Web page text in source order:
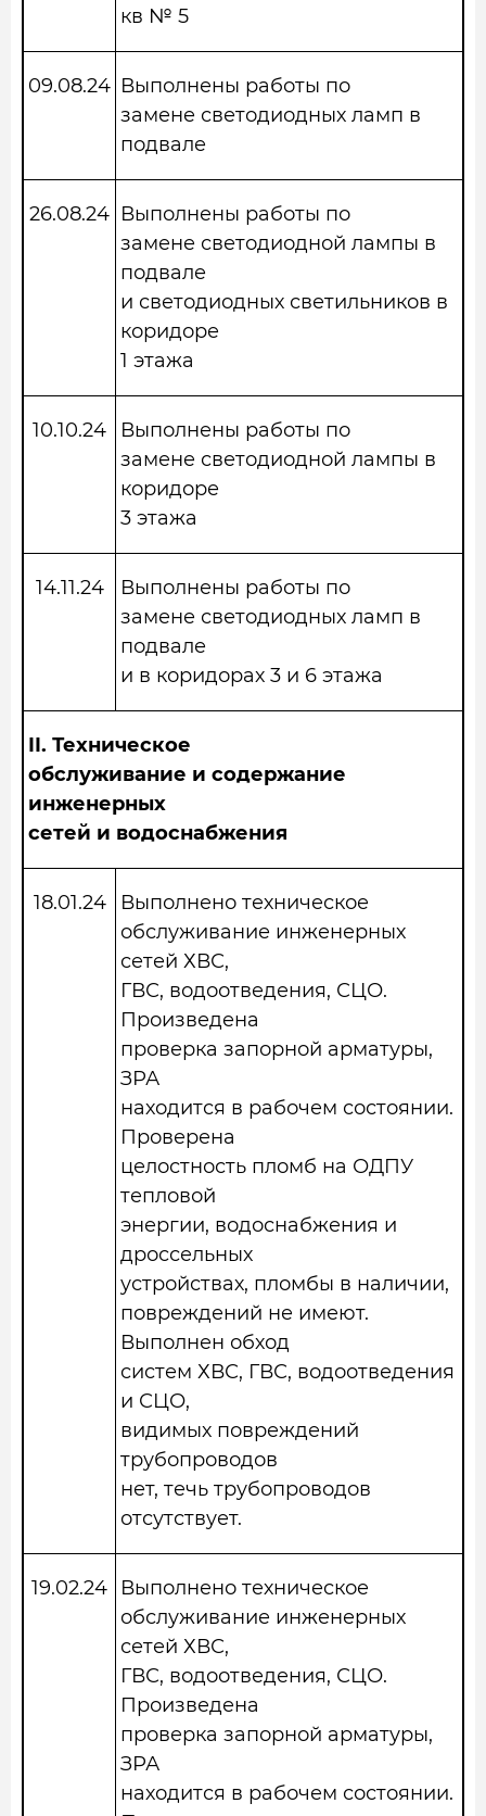
кв № 5
09.08.24 Выполнены работы по
замене светодиодных ламп в
подвале
26.08.24 Выполнены работы по
замене светодиодной лампы в
подвале
и светодиодных светильников в
коридоре
1 этажа
10.10.24
Выполнены работы по
замене светодиодной лампы в
коридоре
3 этажа
14.11.24
Выполнены работы по
замене светодиодных ламп в
подвале
и в коридорах 3 и 6 этажа
II. Техническое
обслуживание и содержание
инженерных
сетей и водоснабжения
18.01.24
Выполнено техническое
обслуживание инженерных
сетей ХВС,
ГВС, водоотведения, СЦО.
Произведена
проверка запорной арматуры,
ЗРА
находится в рабочем состоянии.
Проверена
целостность пломб на ОДПУ
тепловой
энергии, водоснабжения и
дроссельных
устройствах, пломбы в наличии,
повреждений не имеют.
Выполнен обход
систем ХВС, ГВС, водоотведения
и СЦО,
видимых повреждений
трубопроводов
нет, течь трубопроводов
отсутствует.
19.02.24
Выполнено техническое
обслуживание инженерных
сетей ХВС,
ГВС, водоотведения, СЦО.
Произведена
проверка запорной арматуры,
ЗРА
находится в рабочем состоянии.